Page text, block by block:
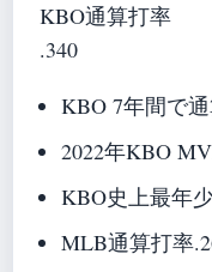
KBO通算打率
.340
KBO 7年間で
2022年KBO
KBO史上最年
MLB通算打率